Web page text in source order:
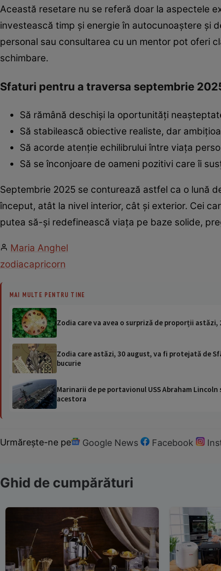
Această resetare nu se referă doar la aspectele
investească timp și energie în autocunoaștere și
personal sau consultarea cu un mentor pot oferi
schimbare.
Sfaturi pentru a traversa septembrie
Să rămână deschiși la oportunități
Să stabilească obiective realiste, dar
Să acorde atenție echilibrului între viața
Să se înconjoare de oameni pozitivi care îi
Septembrie 2025 se conturează astfel ca o lună
început, atât la nivel interior, cât și exterior. Cei
putea să-și redefinească viața pe baze solide,
Maria Anghel
zodiacapricorn
MAI MULTE PENTRU TINE
Zodia care va avea o surpriză de proporții
Zodia care astăzi, 30 august, va fi protejată de
bucurie
Marinarii de pe portavionul USS Abraham
acestora
Urmărește-ne pe Google News Facebook
Ghid de cumpărături